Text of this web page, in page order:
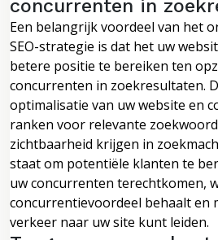
concurrenten in
Een belangrijk voordeel van het
SEO-strategie is dat het uw
betere positie te bereiken ten
concurrenten in zoekresultaten.
optimalisatie van uw website en
ranken voor relevante
zichtbaarheid krijgen in
staat om potentiële klanten te
uw concurrenten terechtkomen,
concurrentievoordeel behaalt en
verkeer naar uw site kunt leiden.